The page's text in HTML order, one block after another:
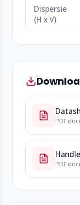
Dispersie
(H x V)
PDF
PDF